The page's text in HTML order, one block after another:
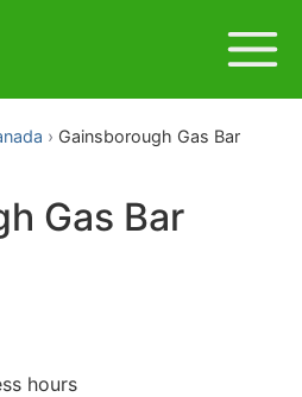
Gainsborough Gas Bar
Gas Bar
hours